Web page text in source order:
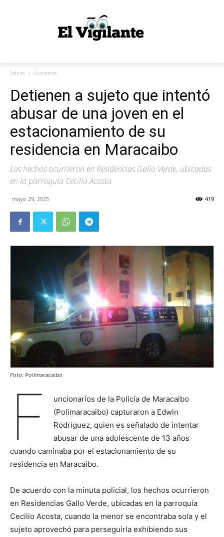
Inicio Sucesos
Detienen a sujeto que intentó
abusar de una joven en el
estacionamiento de su
residencia en Maracaibo
Los hechos ocurrieron en Residencias Gallo Verde, ubicadas
en la parroquia Cecilio Acosta
mayo 29, 2025 419
Foto: Polimaracaibo
F
uncionarios de la Policía de Maracaibo
(Polimaracaibo) capturaron a Edwin
Rodríguez, quien es señalado de intentar
abusar de una adolescente de 13 años
cuando caminaba por el estacionamiento de su
residencia en Maracaibo.
De acuerdo con la minuta policial, los hechos ocurrieron
en Residencias Gallo Verde, ubicadas en la parroquia
Cecilio Acosta, cuando la menor se encontraba sola y el
sujeto aprovechó para perseguirla exhibiendo sus